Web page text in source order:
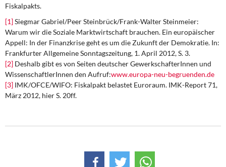
Fiskalpakts.
[1]Siegmar Gabriel/Peer Steinbrück/Frank-Walter Steinmeier:
Warum wir die Soziale Marktwirtschaft brauchen. Ein europäischer
Appell: In der Finanzkrise geht es um die Zukunft der Demokratie. In:
Frankfurter Allgemeine Sonntagszeitung, 1. April 2012, S. 3.
[2] Deshalb gibt es von Seiten deutscher GewerkschafterInnen und
WissenschaftlerInnen den Aufruf:www.europa-neu-begruenden.de
[3] IMK/OFCE/WIFO: Fiskalpakt belastet Euroraum. IMK-Report 71,
März 2012, hier S. 20ff.